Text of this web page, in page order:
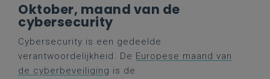
Oktober, maand van de
cybersecurity
Cybersecurity is een gedeelde
verantwoordelijkheid. De Europese maand van
de cyberbeveiliging is de